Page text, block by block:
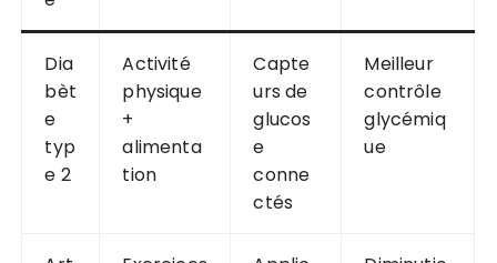
Dia
bèt
e
typ
e 2
Activité
physique
+
alimenta
tion
Capte
urs de
glucos
e
conne
ctés
Meilleur
contrôle
glycémiq
ue